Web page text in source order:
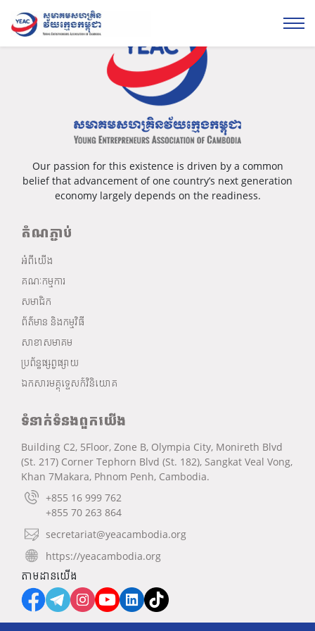
Our passion for this existence is driven by a common
belief that advancement of one country’s next generation
economy largely depends on the readiness.
តំណភ្ជាប់
អំពីយើង
គណៈកម្មការ
សមាជិក
ព័ត៌មាន និងកម្មវិធី
សាខាសមាគម
ប្រព័ន្ធផ្សព្វផ្សាយ
ឯកសារមគ្គុទ្ទេសក៍វិនិយោគ
ទំនាក់ទំនងពួកយើង
Building C2, 5Floor, Zone B, Olympia City, Monireth Blvd
(St. 217) Corner Tephorn Blvd (St. 182), Sangkat Veal Vong,
Khan 7Makara, Phnom Penh, Cambodia.
+855 16 999 762
+855 70 263 864
secretariat@yeacambodia.org
https://yeacambodia.org
តាមដានយើង